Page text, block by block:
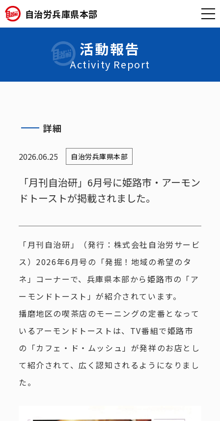
自治労兵庫県本部
活動報告
Activity Report
詳細
2026.06.25 自治労兵庫県本部
「月刊自治研」6月号に姫路市・アーモン
ドトーストが掲載されました。
「月刊自治研」（発行：株式会社自治労サービ
ス）2026年6月号の「発掘！地域の希望のタ
ネ」コーナーで、兵庫県本部から姫路市の「ア
ーモンドトースト」が紹介されています。
播磨地区の喫茶店のモーニングの定番となって
いるアーモンドトーストは、TV番組で姫路市
の「カフェ・ド・ムッシュ」が発祥のお店とし
て紹介されて、広く認知されるようになりまし
た。